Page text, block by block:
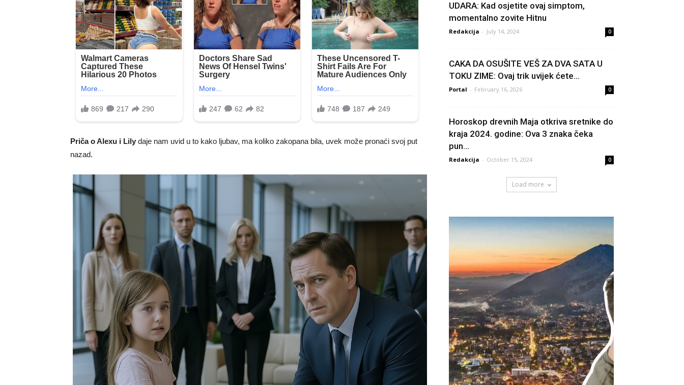
Priča o Alexu i Lily daje nam uvid u to kako ljubav, ma koliko zakopana bila, uvek može pronaći svoj put
nazad.
UDARA: Kad osjetite ovaj simptom,
momentalno zovite Hitnu
Redakcija - July 14, 2024 0
CAKA DA OSUŠITE VEŠ ZA DVA SATA U
TOKU ZIME: Ovaj trik uvijek ćete...
Portal - February 16, 2026 0
Horoskop drevnih Maja otkriva sretnike do
kraja 2024. godine: Ova 3 znaka čeka
pun...
Redakcija - October 15, 2024 0
Load more